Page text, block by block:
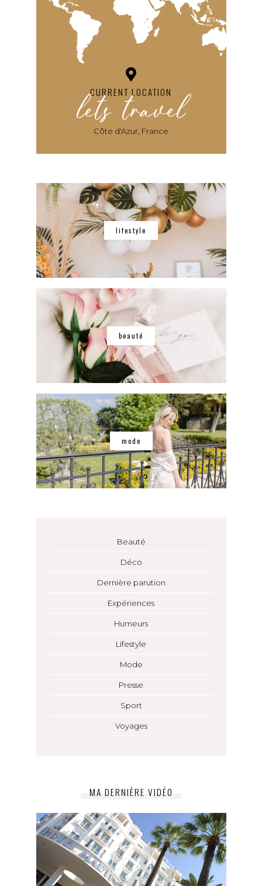
CURRENT LOCATION
lets travel
Côte d'Azur, France
lifestyle
beauté
mode
Beauté
Déco
Dernière parution
Expériences
Humeurs
Lifestyle
Mode
Presse
Sport
Voyages
MA DERNIÈRE VIDÉO